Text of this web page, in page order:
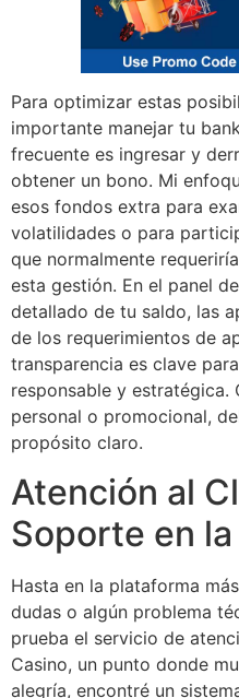
Para optimizar estas
importante manejar tu
frecuente es ingresar y
obtener un bono. Mi
esos fondos extra para
volatilidades o para
que normalmente
esta gestión. En el panel
detallado de tu saldo, las
de los requerimientos de
transparencia es clave
responsable y estratégica.
personal o promocional,
propósito claro.
Atención al
Soporte en
Hasta en la plataforma
dudas o algún problema
prueba el servicio de
Casino, un punto donde
alegría, encontré un